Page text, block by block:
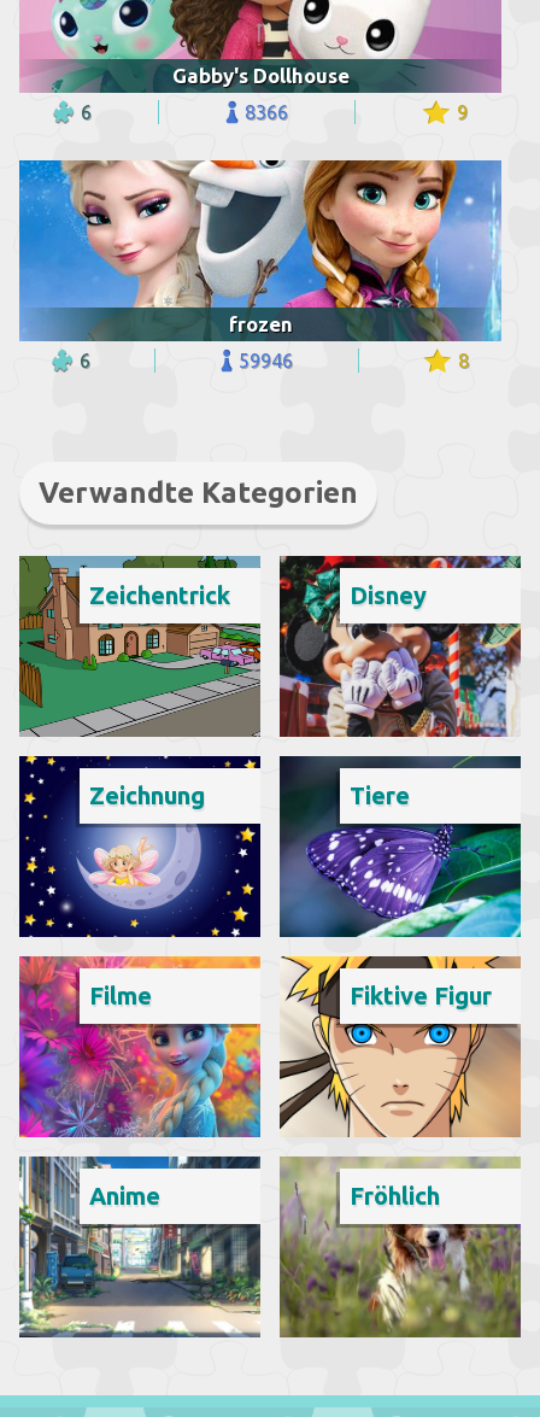
Gabby's Dollhouse
6 8366 9
frozen
6 59946 8
Verwandte Kategorien
Zeichentrick Disney
Zeichnung Tiere
Filme Fiktive Figur
Anime Fröhlich